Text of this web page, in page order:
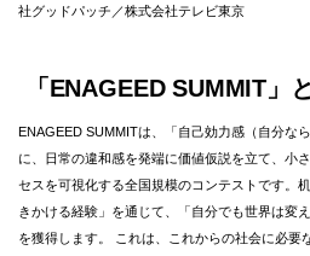
社グッドパッチ／株式会社テレビ東京
「ENAGEED SUMMIT」
ENAGEED SUMMITは、「自己効力感（自分な
に、日常の違和感を発端に価値仮説を立て、小
セスを可視化する全国規模のコンテストです。
きかける経験」を通じて、「自分でも世界は変
を獲得します。 これは、これからの社会に必要